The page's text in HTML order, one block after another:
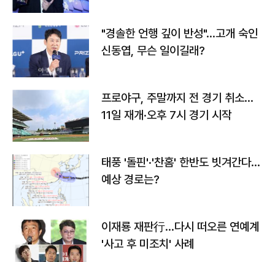
"경솔한 언행 깊이 반성"…고개 숙인
신동엽, 무슨 일이길래?
프로야구, 주말까지 전 경기 취소…
11일 재개·오후 7시 경기 시작
태풍 '돌핀'·'찬홈' 한반도 빗겨간다…
예상 경로는?
이재룡 재판行…다시 떠오른 연예계
'사고 후 미조치' 사례